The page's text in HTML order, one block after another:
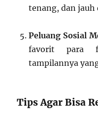
tenang, dan
Peluang Sosial
favorit para
tampilannya
Tips Agar Bisa